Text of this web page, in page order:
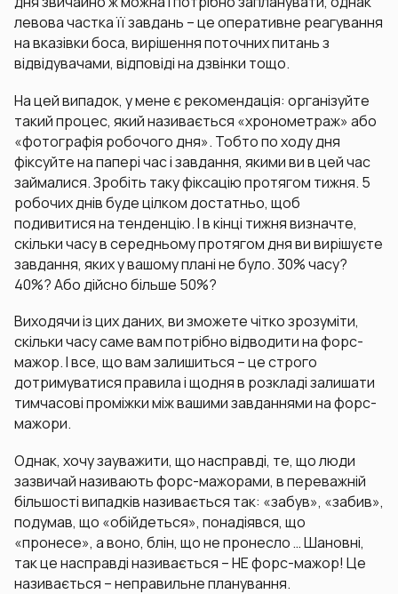
левова частка її завдань – це оперативне реагування
на вказівки боса, вирішення поточних питань з
відвідувачами, відповіді на дзвінки тощо.
На цей випадок, у мене є рекомендація: організуйте
такий процес, який називається «хронометраж» або
«фотографія робочого дня». Тобто по ходу дня
фіксуйте на папері час і завдання, якими ви в цей час
займалися. Зробіть таку фіксацію протягом тижня. 5
робочих днів буде цілком достатньо, щоб
подивитися на тенденцію. І в кінці тижня визначте,
скільки часу в середньому протягом дня ви вирішуєте
завдання, яких у вашому плані не було. 30% часу?
40%? Або дійсно більше 50%?
Виходячи із цих даних, ви зможете чітко зрозуміти,
скільки часу саме вам потрібно відводити на форс-
мажор. І все, що вам залишиться – це строго
дотримуватися правила і щодня в розкладі залишати
тимчасові проміжки між вашими завданнями на форс-
мажори.
Однак, хочу зауважити, що насправді, те, що люди
зазвичай називають форс-мажорами, в переважній
більшості випадків називається так: «забув», «забив»,
подумав, що «обійдеться», понадіявся, що
«пронесе», а воно, блін, що не пронесло … Шановні,
так це насправді називається – НЕ форс-мажор! Це
називається – неправильне планування.